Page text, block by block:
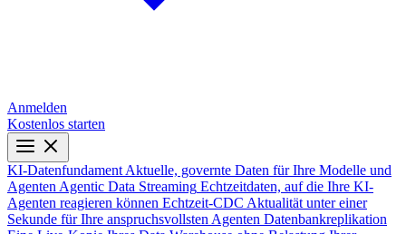
Anmelden
Kostenlos starten
KI-Datenfundament Aktuelle, governte Daten für Ihre Modelle und
Agenten Agentic Data Streaming Echtzeitdaten, auf die Ihre KI-
Agenten reagieren können Echtzeit-CDC Aktualität unter einer
Sekunde für Ihre anspruchsvollsten Agenten Datenbankreplikation